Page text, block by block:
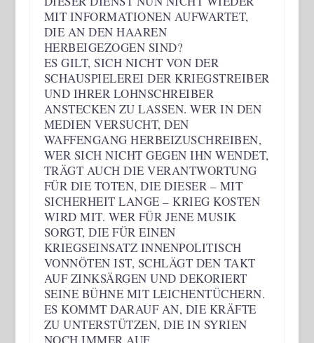
T INFORMATIONEN AUFWARTET, DI
E AN DEN HAAREN HE
RBEIGEZOGEN SIND?
ES GILT, SICH NICHT VON DER
SCHAUSPIELEREI DER KRIEGSTREIBER
UND IHRER LOHNSCHREIBER
ANSTECKEN ZU LASSEN. WER IN DEN
MEDIEN VERSUCHT, DEN
WAFFENGANG HERBEIZUSCHREIBEN,
WER SICH NICHT GEGEN IHN WENDET,
TRÄGT AUCH DIE VERANTWORTUNG
FÜR DIE TOTEN, DIE DIESER – MIT
SICHERHEIT LANGE – KRIEG KOSTEN
WIRD MIT. WER FÜR JENE MUSIK
SORGT, DIE FÜR EINEN
KRIEGSEINSATZ INNENPOLITISCH
VONNÖTEN IST, SCHLÄGT DEN TAKT
AUF ZINKSÄRGEN UND DEKORIERT
SEINE BÜHNE MIT LEICHENTÜCHERN.
ES KOMMT DARAUF AN, DIE KRÄFTE
ZU UNTERSTÜTZEN, DIE IN SYRIEN